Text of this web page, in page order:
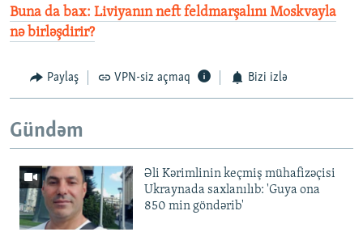
Buna da bax: Liviyanın neft feldmarşalını Moskvayla
nə birləşdirir?
Paylaş VPN-siz açmaq Bizi izlə
Gündəm
Əli Kərimlinin keçmiş mühafizəçisi
Ukraynada saxlanılıb: 'Guya ona
850 min göndərib'